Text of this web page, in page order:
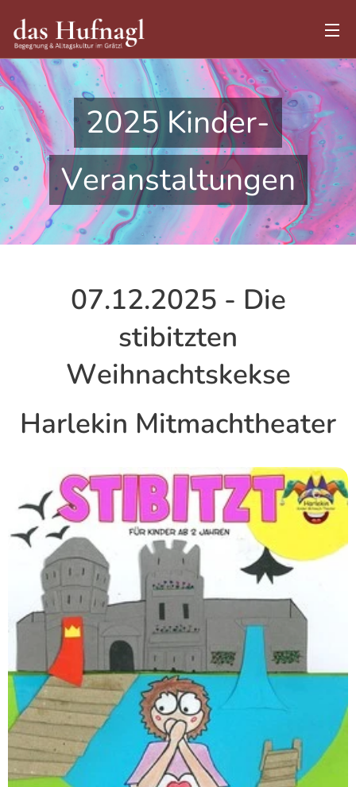
2025 Kinder-
Veranstaltungen
07.12.2025 - Die
stibitzten
Weihnachtskekse
Harlekin Mitmachtheater